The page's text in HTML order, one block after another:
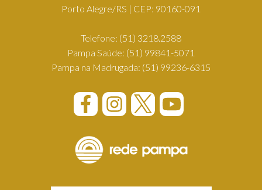
Porto Alegre/RS | CEP: 90160-091
Telefone: (51) 3218.2588
Pampa Saúde: (51) 99841-5071
Pampa na Madrugada: (51) 99236-6315